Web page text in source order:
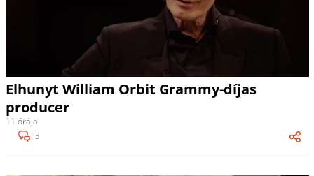
Elhunyt William Orbit Grammy-díjas
producer
11 órája
3